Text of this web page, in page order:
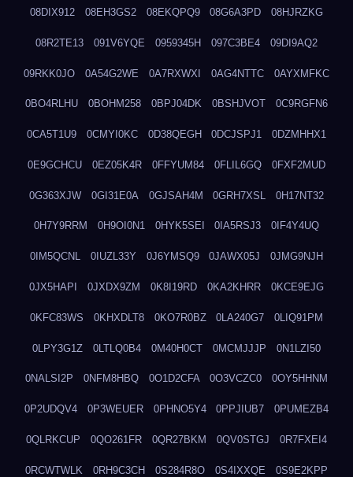
08DIX912 08EH3GS2 08EKQPQ9 08G6A3PD 08HJRZKG
08R2TE13 091V6YQE 0959345H 097C3BE4 09DI9AQ2
09RKK0JO 0A54G2WE 0A7RXWXI 0AG4NTTC 0AYXMFKC
0BO4RLHU 0BOHM258 0BPJ04DK 0BSHJVOT 0C9RGFN6
0CA5T1U9 0CMYI0KC 0D38QEGH 0DCJSPJ1 0DZMHHX1
0E9GCHCU 0EZ05K4R 0FFYUM84 0FLIL6GQ 0FXF2MUD
0G363XJW 0GI31E0A 0GJSAH4M 0GRH7XSL 0H17NT32
0H7Y9RRM 0H9OI0N1 0HYK5SEI 0IA5RSJ3 0IF4Y4UQ
0IM5QCNL 0IUZL33Y 0J6YMSQ9 0JAWX05J 0JMG9NJH
0JX5HAPI 0JXDX9ZM 0K8I19RD 0KA2KHRR 0KCE9EJG
0KFC83WS 0KHXDLT8 0KO7R0BZ 0LA240G7 0LIQ91PM
0LPY3G1Z 0LTLQ0B4 0M40H0CT 0MCMJJJP 0N1LZI50
0NALSI2P 0NFM8HBQ 0O1D2CFA 0O3VCZC0 0OY5HHNM
0P2UDQV4 0P3WEUER 0PHNO5Y4 0PPJIUB7 0PUMEZB4
0QLRKCUP 0QO261FR 0QR27BKM 0QV0STGJ 0R7FXEI4
0RCWTWLK 0RH9C3CH 0S284R8O 0S4IXXQE 0S9E2KPP